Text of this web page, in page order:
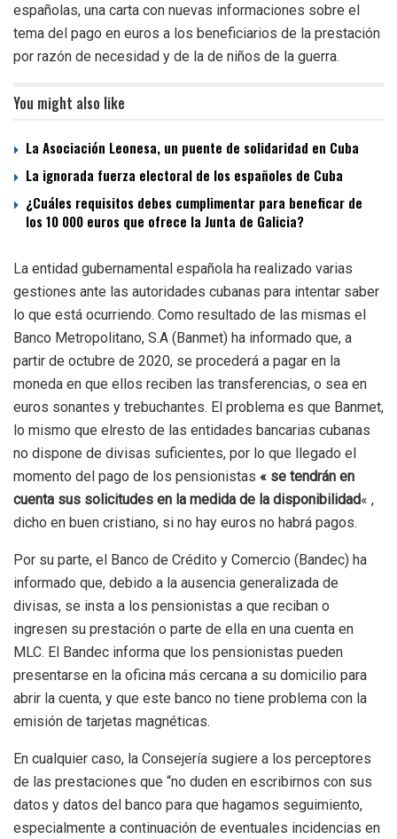
españolas, una carta con nuevas informaciones sobre el
tema del pago en euros a los beneficiarios de la prestación
por razón de necesidad y de la de niños de la guerra.
You might also like
La Asociación Leonesa, un puente de solidaridad en Cuba
La ignorada fuerza electoral de los españoles de Cuba
¿Cuáles requisitos debes cumplimentar para beneficar de
los 10 000 euros que ofrece la Junta de Galicia?
La entidad gubernamental española ha realizado varias
gestiones ante las autoridades cubanas para intentar saber
lo que está ocurriendo. Como resultado de las mismas el
Banco Metropolitano, S.A (Banmet) ha informado que, a
partir de octubre de 2020, se procederá a pagar en la
moneda en que ellos reciben las transferencias, o sea en
euros sonantes y trebuchantes. El problema es que Banmet,
lo mismo que elresto de las entidades bancarias cubanas
no dispone de divisas suficientes, por lo que llegado el
momento del pago de los pensionistas « se tendrán en
cuenta sus solicitudes en la medida de la disponibilidad« ,
dicho en buen cristiano, si no hay euros no habrá pagos.
Por su parte, el Banco de Crédito y Comercio (Bandec) ha
informado que, debido a la ausencia generalizada de
divisas, se insta a los pensionistas a que reciban o
ingresen su prestación o parte de ella en una cuenta en
MLC. El Bandec informa que los pensionistas pueden
presentarse en la oficina más cercana a su domicilio para
abrir la cuenta, y que este banco no tiene problema con la
emisión de tarjetas magnéticas.
En cualquier caso, la Consejería sugiere a los perceptores
de las prestaciones que “no duden en escribirnos con sus
datos y datos del banco para que hagamos seguimiento,
especialmente a continuación de eventuales incidencias en